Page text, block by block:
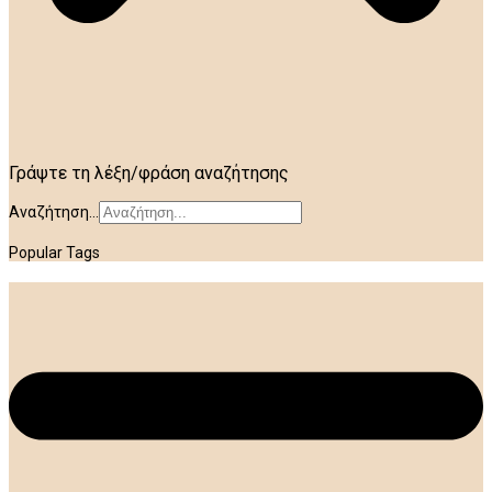
Γράψτε τη λέξη/φράση αναζήτησης
Αναζήτηση...
Popular Tags